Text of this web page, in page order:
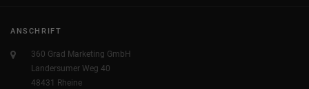
ANSCHRIFT
360 Grad Marketing GmbH
Landersumer Weg 40
48431 Rheine